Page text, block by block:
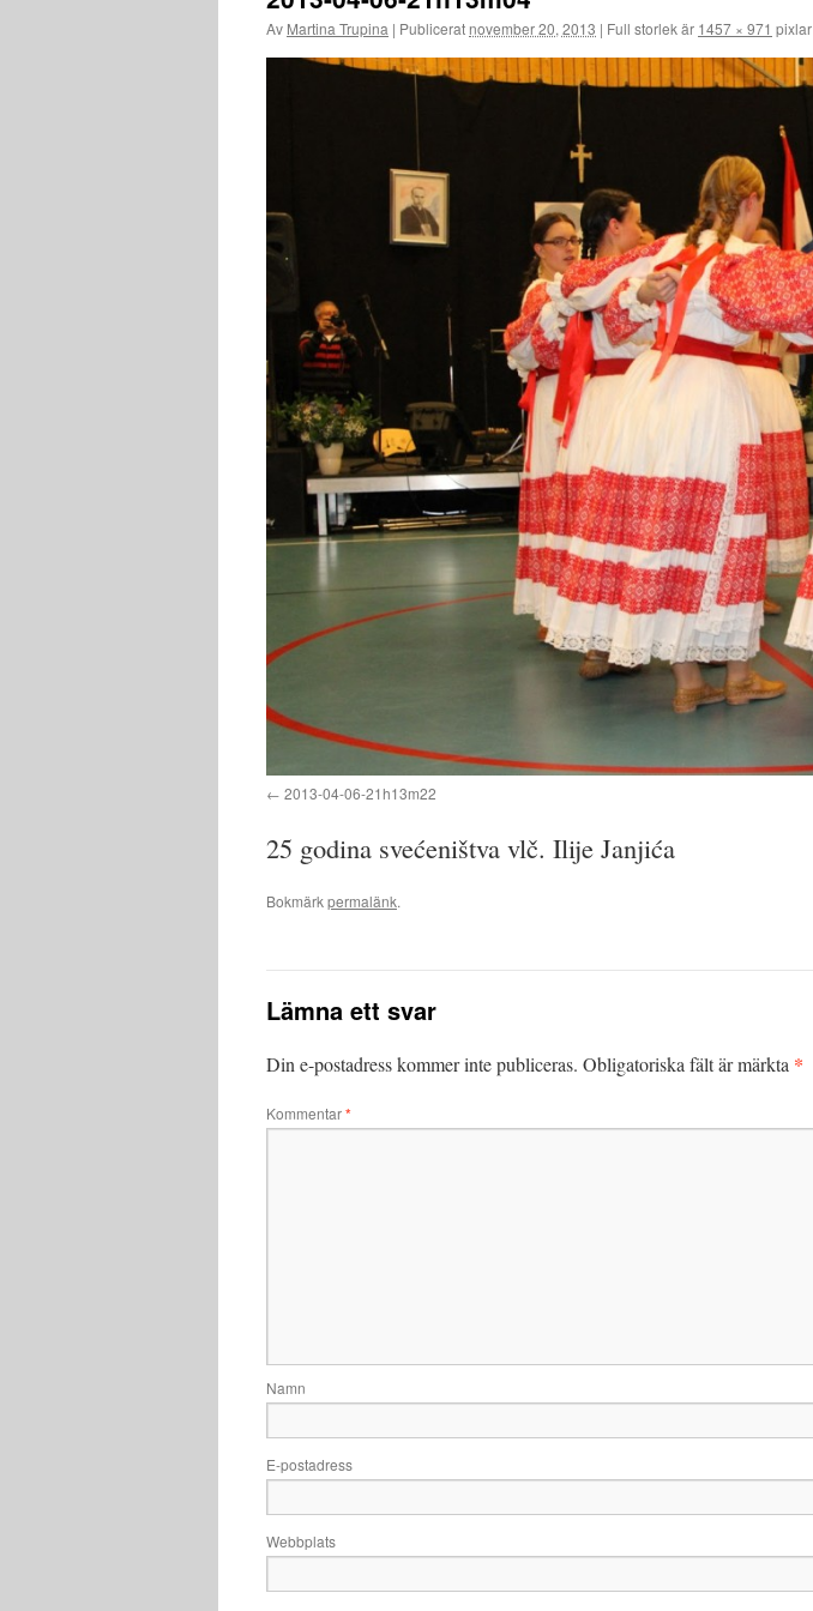
Av Martina Trupina | Publicerat november 20, 2013 | Full storlek är 1457 × 971 pixlar
2013-04-06-21h13m22
25 godina svećeništva vlč. Ilije Janjića
Bokmärkpermalänk.
Lämna ett svar
Din e-postadress kommer inte publiceras. Obligatoriska fält är märkta *
Kommentar*
Namn
E-postadress
Webbplats